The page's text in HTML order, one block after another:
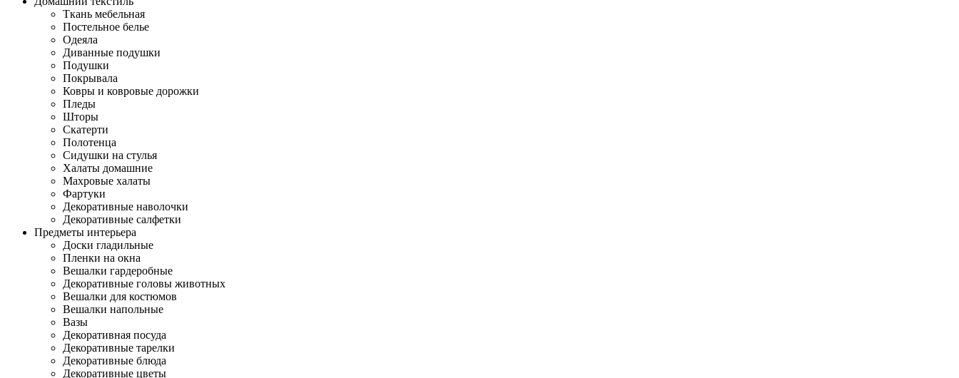
Ткань мебельная
Постельное белье
Одеяла
Диванные подушки
Подушки
Покрывала
Ковры и ковровые дорожки
Пледы
Шторы
Скатерти
Полотенца
Сидушки на стулья
Халаты домашние
Махровые халаты
Фартуки
Декоративные наволочки
Декоративные салфетки
Предметы интерьера
Доски гладильные
Пленки на окна
Вешалки гардеробные
Декоративные головы животных
Вешалки для костюмов
Вешалки напольные
Вазы
Декоративная посуда
Декоративные тарелки
Декоративные блюда
Декоративные цветы